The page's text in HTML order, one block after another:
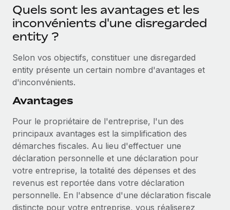
Quels sont les avantages et les
inconvénients d'une disregarded
entity ?
Selon vos objectifs, constituer une disregarded
entity présente un certain nombre d'avantages et
d'inconvénients.
Avantages
Pour le propriétaire de l'entreprise, l'un des
principaux avantages est la simplification des
démarches fiscales. Au lieu d'effectuer une
déclaration personnelle et une déclaration pour
votre entreprise, la totalité des dépenses et des
revenus est reportée dans votre déclaration
personnelle. En l'absence d'une déclaration fiscale
distincte pour votre entreprise, vous réaliserez